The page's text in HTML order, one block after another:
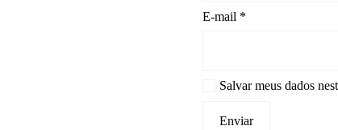
E-mail *
Salvar meus dados